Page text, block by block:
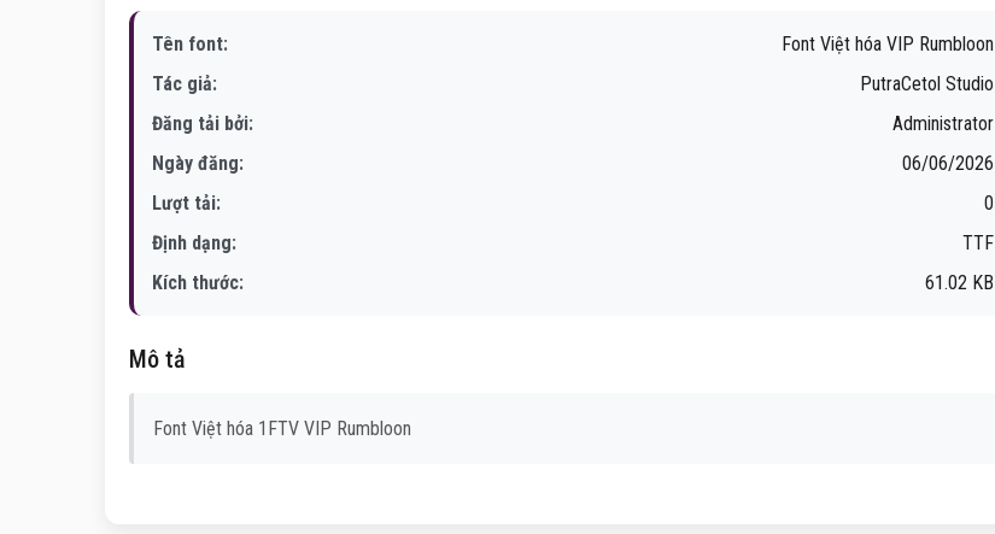
Tên font:
Font Việt hóa VIP Rumbloon
Tác giả:
PutraCetol Studio
Đăng tải bởi:
Administrator
Ngày đăng:
06/06/2026
Lượt tải:
0
Định dạng:
TTF
Kích thước:
61.02 KB
Mô tả
Font Việt hóa 1FTV VIP Rumbloon